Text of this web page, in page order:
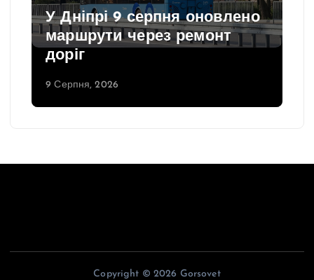
У Дніпрі 9 серпня оновлено
маршрути через ремонт
доріг
9 Серпня, 2026
Copyright © 2026 Gorsovet